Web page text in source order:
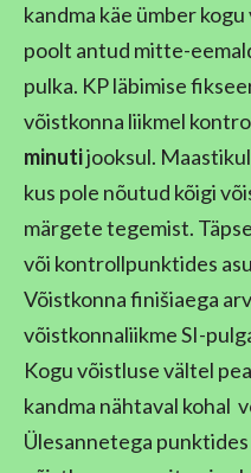
kandma käe ümber
poolt antud mitte-
pulka. KP läbimise
võistkonna liikmel
minutijooksul.
kus pole nõutud kõigi
märgete tegemist.
või kontrollpunktides
Võistkonna finišiaega
võistkonnaliikme SI-
Kogu võistluse vältel
kandma nähtaval kohal
Ülesannetega